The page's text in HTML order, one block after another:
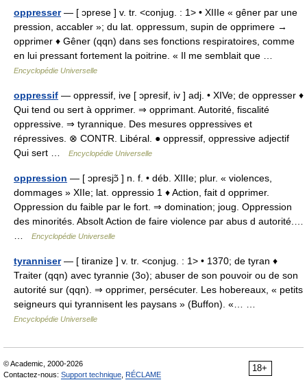
oppresser— [ ɔprese ] v. tr. <conjug. : 1> • XIIIe « gêner par une
pression, accabler »; du lat. oppressum, supin de opprimere →
opprimer ♦ Gêner (qqn) dans ses fonctions respiratoires, comme
en lui pressant fortement la poitrine. « Il me semblait que …
Encyclopédie Universelle
oppressif — oppressif, ive [ ɔpresif, iv ] adj. • XIVe; de oppresser ♦
Qui tend ou sert à opprimer. ⇒ opprimant. Autorité, fiscalité
oppressive. ⇒ tyrannique. Des mesures oppressives et
répressives. ⊗ CONTR. Libéral. ● oppressif, oppressive adjectif
Qui sert …
Encyclopédie Universelle
oppression — [ ɔpresjɔ̃ ] n. f. • déb. XIIIe; plur. « violences,
dommages » XIIe; lat. oppressio 1 ♦ Action, fait d opprimer.
Oppression du faible par le fort. ⇒ domination; joug. Oppression
des minorités. Absolt Action de faire violence par abus d autorité.…
…
Encyclopédie Universelle
tyranniser— [ tiranize ] v. tr. <conjug. : 1> • 1370; de tyran ♦
Traiter (qqn) avec tyrannie (3o); abuser de son pouvoir ou de son
autorité sur (qqn). ⇒ opprimer, persécuter. Les hobereaux, « petits
seigneurs qui tyrannisent les paysans » (Buffon). «… …
Encyclopédie Universelle
18+
© Academic, 2000-2026
Contactez-nous: Support technique RÉCLAME